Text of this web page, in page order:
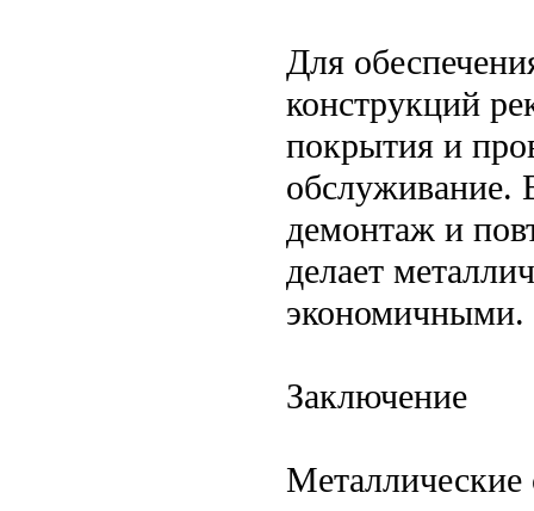
Для
конструкций
покрытия и
обслуживание.
демонтаж и
делает
экономичными.
Заключение